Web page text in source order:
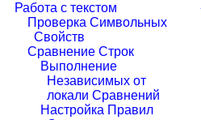
Работа с текстом
Проверка Символьных
Свойств
Сравнение Строк
Выполнение
Независимых от
локали Сравнений
Настройка Правил